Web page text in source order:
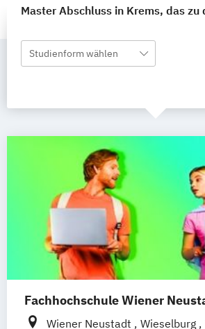
Master Abschluss in Krems, das zu
Studienform wählen
Fachhochschule Wiener
Wiener Neustadt Wieselburg